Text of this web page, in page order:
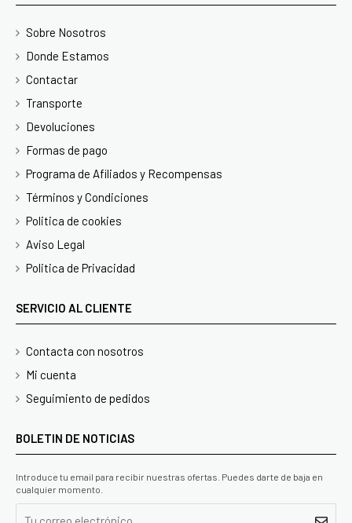
Sobre Nosotros
Donde Estamos
Contactar
Transporte
Devoluciones
Formas de pago
Programa de Afiliados y Recompensas
Términos y Condiciones
Politica de cookies
Aviso Legal
Politica de Privacidad
SERVICIO AL CLIENTE
Contacta con nosotros
Mi cuenta
Seguimiento de pedidos
BOLETIN DE NOTICIAS
Introduce tu email para recibir nuestras ofertas. Puedes darte de baja en
cualquier momento.